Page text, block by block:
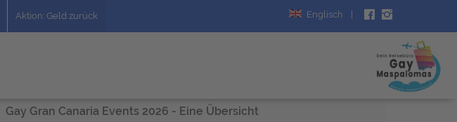
Aktion: Geld zurück Englisch
Gay Gran Canaria Events 2026 - Eine Übersicht